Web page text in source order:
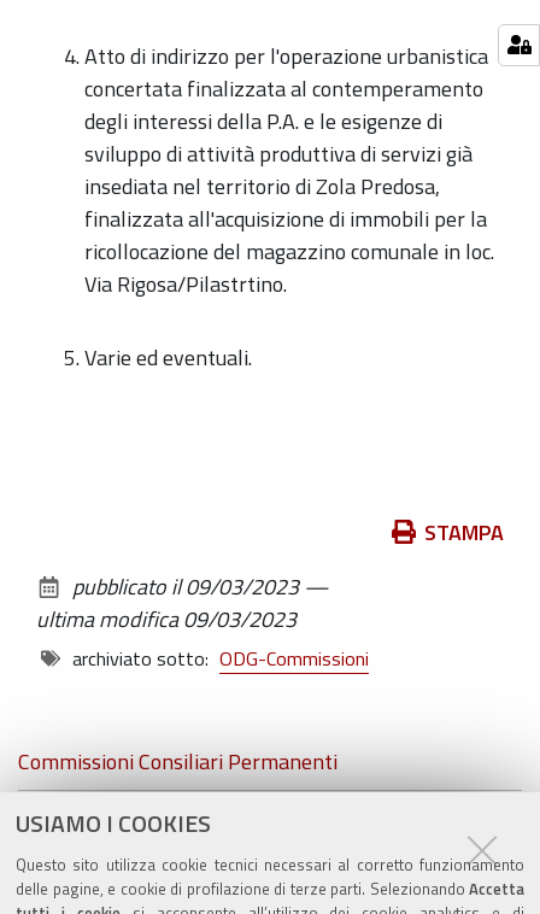
USIAMO I COOKIES
Questo sito utilizza cookie tecnici necessari al corretto funzionamento
delle pagine, e cookie di profilazione di terze parti. Selezionando Accetta
Atto di indirizzo per l'operazione urbanistica
concertata finalizzata al contemperamento
degli interessi della P.A. e le esigenze di
sviluppo di attività produttiva di servizi già
insediata nel territorio di Zola Predosa,
finalizzata all'acquisizione di immobili per la
ricollocazione del magazzino comunale in loc.
Via Rigosa/Pilastrtino.
Varie ed eventuali.
documento
STAMPA
pubblicato il09/03/2023—
ultima modifica09/03/2023
archiviato sotto: ODG-Commissioni
Navigazione
Commissioni Consiliari Permanenti
Commissione Elettorale comunale
Lavori delle Commissioni